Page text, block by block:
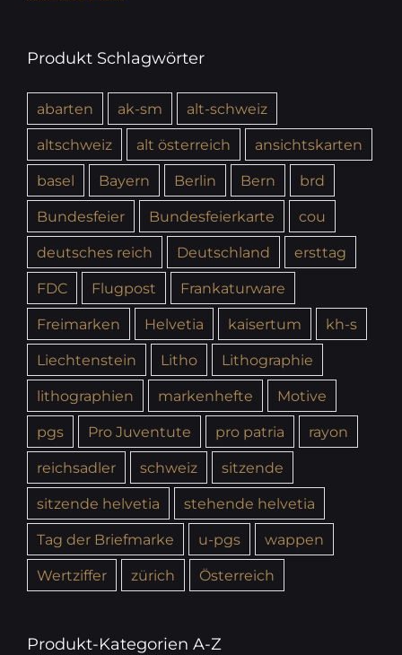
Produkt Schlagwörter
abarten ak-sm
alt-schweiz
altschweiz
alt österreich
ansichtskarten
basel
Bayern Berlin Bern
brd
Bundesfeier
Bundesfeierkarte
cou
deutsches reich
Deutschland
ersttag
FDC
Flugpost
Frankaturware
Freimarken
Helvetia kaisertum
kh-s
Liechtenstein
Litho
Lithographie
lithographien
markenhefte
Motive
pgs
Pro Juventute pro patria
rayon
reichsadler
schweiz
sitzende
sitzende helvetia
stehende helvetia
Tag der Briefmarke
u-pgs
wappen
Wertziffer
zürich Österreich
Produkt-Kategorien A-Z